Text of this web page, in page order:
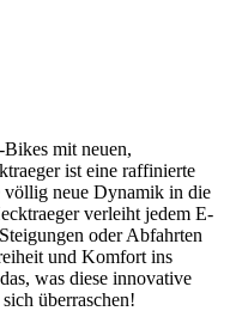
mit neuen,
ist eine raffinierte
völlig neue Dynamik in die
verleiht jedem E-
oder Abfahrten
und Komfort ins
was diese innovative
überraschen!